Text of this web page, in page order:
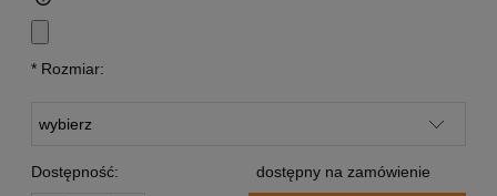
* Rozmiar:
Dostępność: dostępny na zamówienie